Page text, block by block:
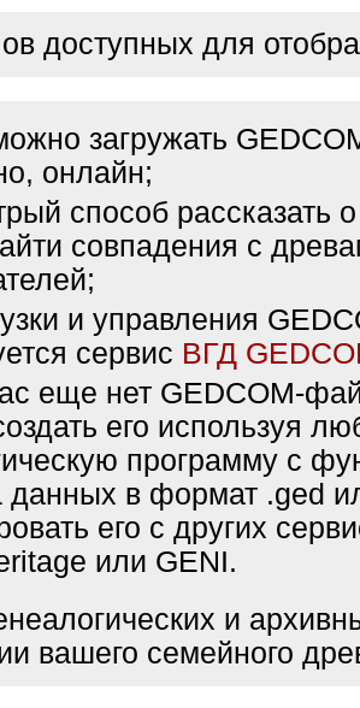
доступных для
загружать
онлайн;
способ рассказать
совпадения с
и управления
сервис ВГД
еще нет GEDCOM-
его используя
программу с
данных в формат .ged
его с других
или GENI.
и
вашего семейного